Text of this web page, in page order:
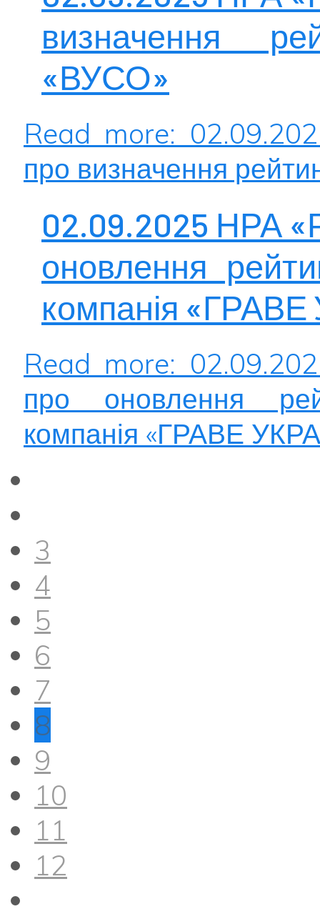
визначення
«ВУСО»
Read more:
про визначення
02.09.2025 НРА
оновлення
компанія
Read more:
про оновлення
компанія «ГРАВЕ
3
4
5
6
7
8
9
10
11
12